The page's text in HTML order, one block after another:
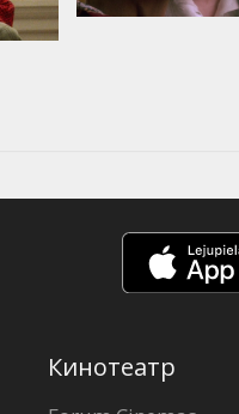
Кинотеатр